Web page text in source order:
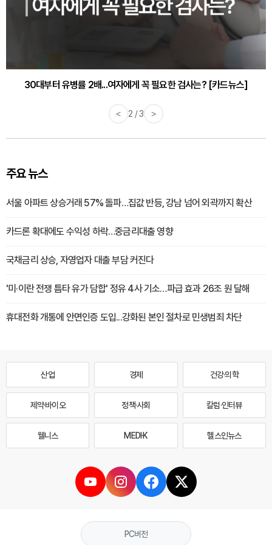
30대부터 유병률 2배...여자에게 꼭 필요한 검사는? [카드뉴스]
< 2 / 3 >
주요 뉴스
서울 아파트 상승거래 57% 돌파…집값 반등, 강남 넘어 외곽까지 확산
카드론 확대에도 수익성 하락…중금리대출 영향
국채금리 상승, 자영업자 대출 부담 커진다
'미·이란 전쟁 틈타 유가 담합' 정유 4사 기소…파급 효과 26조 원 달해
휴대전화 개통에 안면인증 도입...강화된 본인 절차로 민생범죄 차단
산업 경제 건강·의학
제약·바이오 정책·사회 칼럼·인터뷰
웰니스 MEDI·K 헬스인뉴스
PC버전